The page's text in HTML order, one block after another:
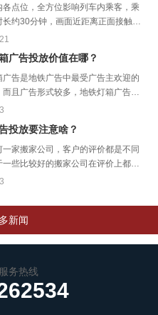
各点位，全方位影响列车内乘客，乘
约30分钟，画面近距离正面接触乘
小，媒体数至多的优势，...
广告投放价值在哪？
广告是地铁广告中最受广告主欢迎的
而且广告形式较多，地铁灯箱广告常
：4封灯箱广告、12封灯箱?...
投放要注意啥？
一家搬家公司，客户的评价都是不同
一些比较好的搬家公司在评价上都是
一。当然在搬家行业中也...
新闻
务热线